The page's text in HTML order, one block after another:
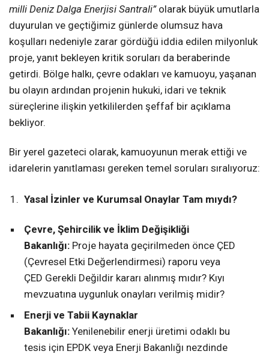
milli Deniz Dalga Enerjisi Santrali”olarak büyük umutlarla
duyurulan ve geçtiğimiz günlerde olumsuz hava
koşulları nedeniyle zarar gördüğü iddia edilen milyonluk
proje, yanıt bekleyen kritik soruları da beraberinde
getirdi. Bölge halkı, çevre odakları ve kamuoyu, yaşanan
bu olayın ardından projenin hukuki, idari ve teknik
süreçlerine ilişkin yetkililerden şeffaf bir açıklama
bekliyor.
Bir yerel gazeteci olarak, kamuoyunun merak ettiği ve
idarelerin yanıtlaması gereken temel soruları sıralıyoruz:
Yasal İzinler ve Kurumsal Onaylar Tam mıydı?
Çevre, Şehircilik ve İklim Değişikliği
Bakanlığı: Proje hayata geçirilmeden önce ÇED
(Çevresel Etki Değerlendirmesi) raporu veya
ÇED Gerekli Değildir kararı alınmış mıdır? Kıyı
mevzuatına uygunluk onayları verilmiş midir?
Enerji ve Tabii Kaynaklar
Bakanlığı: Yenilenebilir enerji üretimi odaklı bu
tesis için EPDK veya Enerji Bakanlığı nezdinde